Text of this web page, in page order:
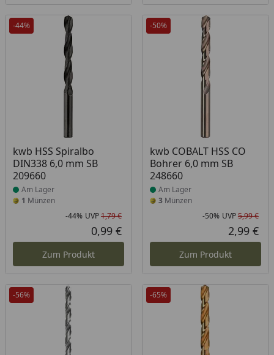
-44%
kwb HSS Spiralbo
DIN338 6,0 mm SB
209660
Produkt am Lager
Am Lager
1 Münzen
Rabatt in Prozent
-44%
Ursprünglicher Preis
UVP1,79 €
Aktueller Preis
0,99 €
Zum Produkt
-50%
kwb COBALT HSS CO
Bohrer 6,0 mm SB
248660
Produkt am Lager
Am Lager
3Münzen
-50% UVP5,99 €
2,99 €
Zum Produkt
-56% -65%